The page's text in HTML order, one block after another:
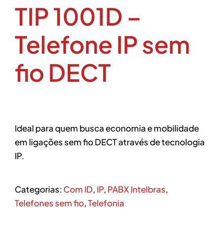
TIP 1001D –
Telefone IP sem
fio DECT
Ideal para quem busca economia e mobilidade
em ligações sem fio DECT através de tecnologia
IP.
Categorias: Com ID, IP, PABX Intelbras,
Telefones sem fio,Telefonia